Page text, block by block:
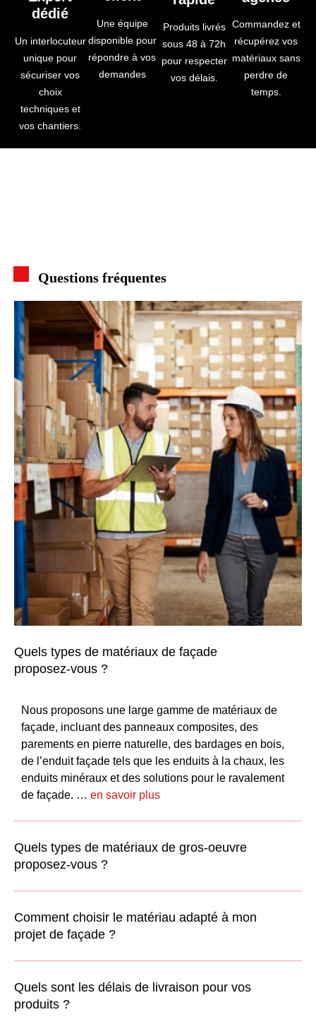
dédié
Un interlocuteur
unique pour
sécuriser vos
choix
techniques et
vos chantiers.
Une équipe
disponible pour
répondre à vos
demandes
Produits livrés
sous 48 à 72h
pour respecter
vos délais.
Commandez et
récupérez vos
matériaux sans
perdre de
temps.
Questions fréquentes
Quels types de matériaux de façade
proposez-vous ?
Nous proposons une large gamme de matériaux de
façade, incluant des panneaux composites, des
parements en pierre naturelle, des bardages en bois,
de l’enduit façade tels que les enduits à la chaux, les
enduits minéraux et des solutions pour le ravalement
de façade. … en savoir plus
Quels types de matériaux de gros-oeuvre
proposez-vous ?
Comment choisir le matériau adapté à mon
projet de façade ?
Quels sont les délais de livraison pour vos
produits ?